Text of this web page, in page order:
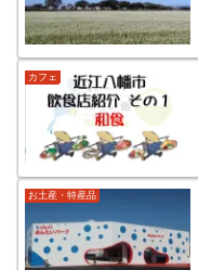
カフェ
お土産・特産品